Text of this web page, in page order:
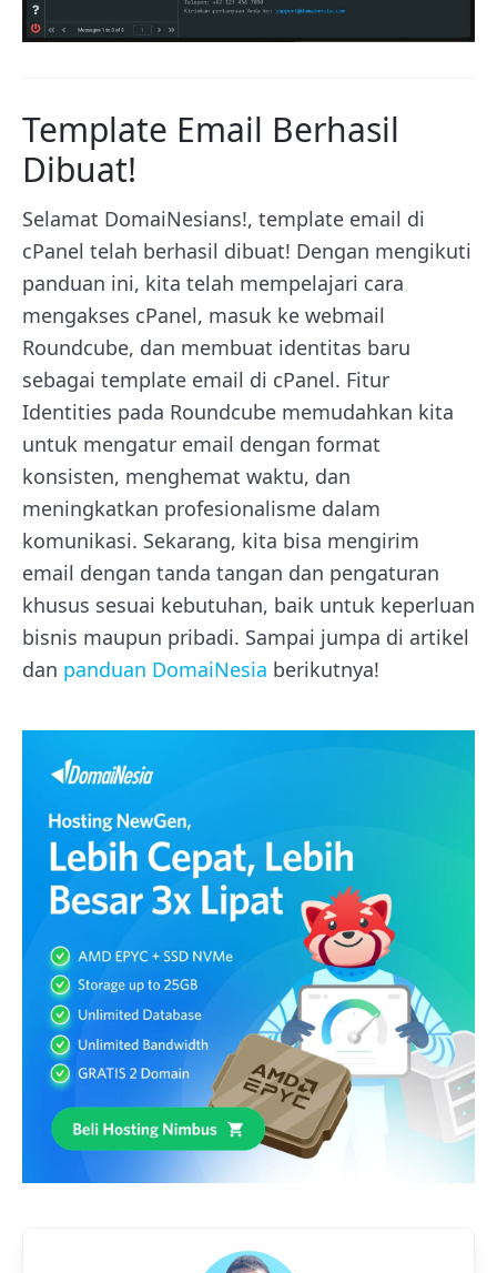
Template Email Berhasil
Dibuat!
Selamat DomaiNesians!, template email di
cPanel telah berhasil dibuat! Dengan mengikuti
panduan ini, kita telah mempelajari cara
mengakses cPanel, masuk ke webmail
Roundcube, dan membuat identitas baru
sebagai template email di cPanel. Fitur
Identities pada Roundcube memudahkan kita
untuk mengatur email dengan format
konsisten, menghemat waktu, dan
meningkatkan profesionalisme dalam
komunikasi. Sekarang, kita bisa mengirim
email dengan tanda tangan dan pengaturan
khusus sesuai kebutuhan, baik untuk keperluan
bisnis maupun pribadi. Sampai jumpa di artikel
dan panduan DomaiNesia berikutnya!